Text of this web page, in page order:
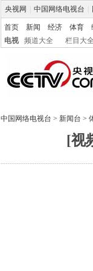
央视网 中国网络电视台
首页 新闻 经济 体育
电视
频道大全 栏目大全
中国网络电视台 > 新闻台 >
[视